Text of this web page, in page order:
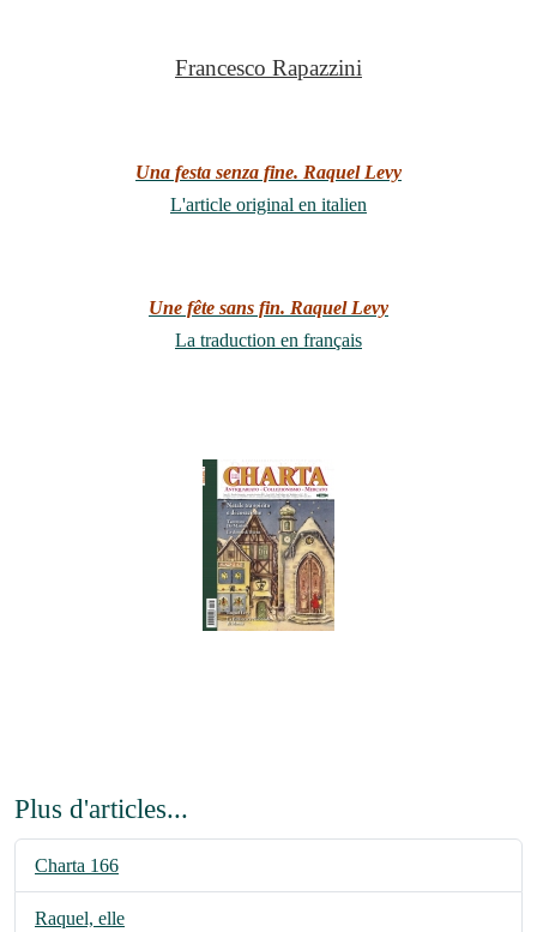
Francesco Rapazzini
Una festa senza fine. Raquel Levy
L'article original en italien
Une fête sans fin. Raquel Levy
La traduction en français
Plus d'articles...
Charta 166
Raquel, elle